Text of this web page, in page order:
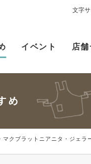
文字
イベント 店
マクブラットニアニタ・ジェラ